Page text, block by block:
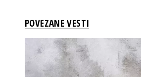
POVEZANE VESTI